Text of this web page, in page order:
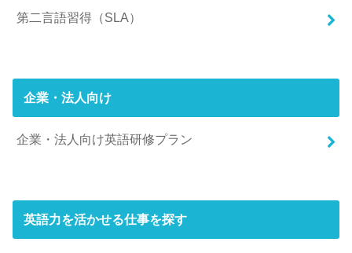
第二言語習得（SLA）
企業・法人向け
企業・法人向け英語研修プラン
英語力を活かせる仕事を探す